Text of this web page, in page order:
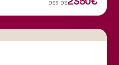
DES DE